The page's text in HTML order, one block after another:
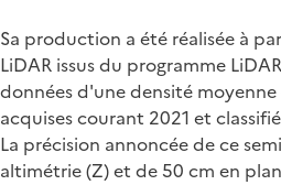
Sa production a été réalisée à
LiDAR issus du programme
données d'une densité
acquises courant 2021 et
La précision annoncée de ce
altimétrie (Z) et de 50 cm en